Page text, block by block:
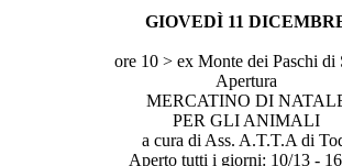
GIOVEDÌ 11
ore 10 > ex Monte dei Paschi di
Apertura
MERCATINO DI
PER GLI ANIMALI
a cura di Ass. A.T.T.A di
Aperto tutti i giorni: 10/13 -